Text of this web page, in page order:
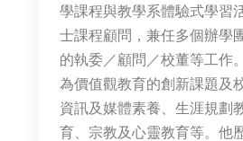
學課程與教學系體驗式學習
士課程顧問，兼任多個辦學
的執委／顧問／校董等工作
為價值觀教育的創新課題及
資訊及媒體素養、生涯規劃
育、宗教及心靈教育等。他